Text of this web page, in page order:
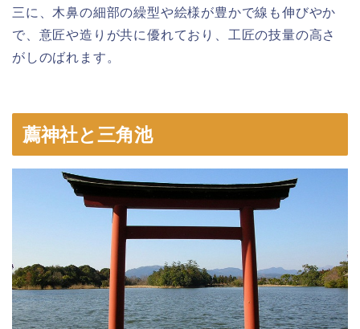
三に、木鼻の細部の繰型や絵様が豊かで線も伸びやか
で、意匠や造りが共に優れており、工匠の技量の高さ
がしのばれます。
薦神社と三角池